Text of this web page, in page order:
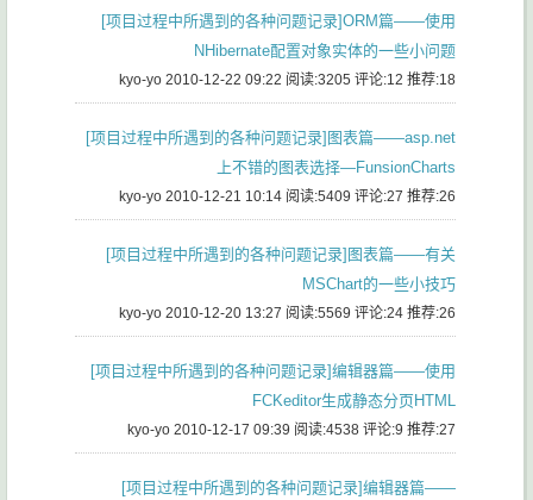
[项目过程中所遇到的各种问题记录]ORM篇——使用
NHibernate配置对象实体的一些小问题
kyo-yo 2010-12-22 09:22 阅读:3205 评论:12 推荐:18
[项目过程中所遇到的各种问题记录]图表篇——asp.net
上不错的图表选择—FunsionCharts
kyo-yo 2010-12-21 10:14 阅读:5409 评论:27 推荐:26
[项目过程中所遇到的各种问题记录]图表篇——有关
MSChart的一些小技巧
kyo-yo 2010-12-20 13:27 阅读:5569 评论:24 推荐:26
[项目过程中所遇到的各种问题记录]编辑器篇——使用
FCKeditor生成静态分页HTML
kyo-yo 2010-12-17 09:39 阅读:4538 评论:9 推荐:27
[项目过程中所遇到的各种问题记录]编辑器篇——